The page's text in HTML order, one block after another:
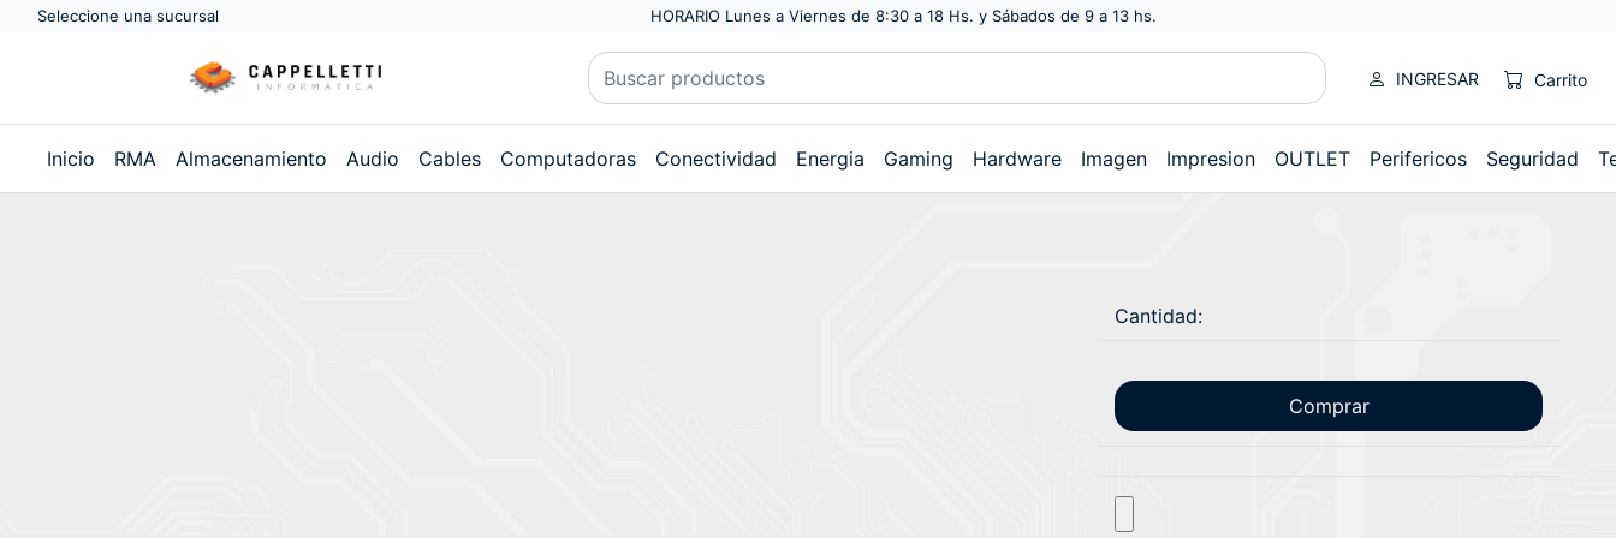
Seleccione una sucursal HORARIO Lunes a Viernes de 8:30 a 18 Hs. y Sábados de 9 a 13 hs.
INGRESAR Carrito
Inicio RMA Almacenamiento Audio Cables Computadoras Conectividad Energia Gaming Hardware Imagen Impresion OUTLET Perifericos Seguridad
Cantidad:
Comprar